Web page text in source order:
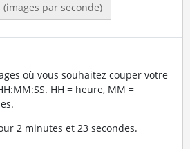
(images par seconde)
où vous souhaitez couper votre
HH = heure, MM =
2 minutes et 23 secondes.